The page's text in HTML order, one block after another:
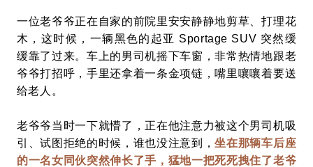
一位老爷爷正在自家的前院里安安静静地剪草、打理花
木，这时候，一辆黑色的起亚 Sportage SUV 突然缓
缓靠了过来。车上的男司机摇下车窗，非常热情地跟老
爷爷打招呼，手里还拿着一条金项链，嘴里嚷嚷着要送
给老人。
老爷爷当时一下就懵了，正在他注意力被这个男司机吸
引、试图拒绝的时候，谁也没注意到，坐在那辆车后座
的一名女同伙突然伸长了手，猛地一把死死拽住了老爷